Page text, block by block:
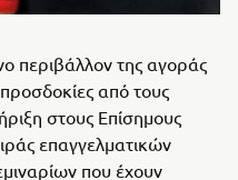
περιβάλλον της αγοράς
από τους
στους Επίσημους
επαγγελματικών
που έχουν